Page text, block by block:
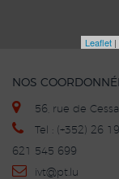
Leaflet |
NOS
56, rue de
Tel : (+352) 26
621 545 699
ivt@pt.lu